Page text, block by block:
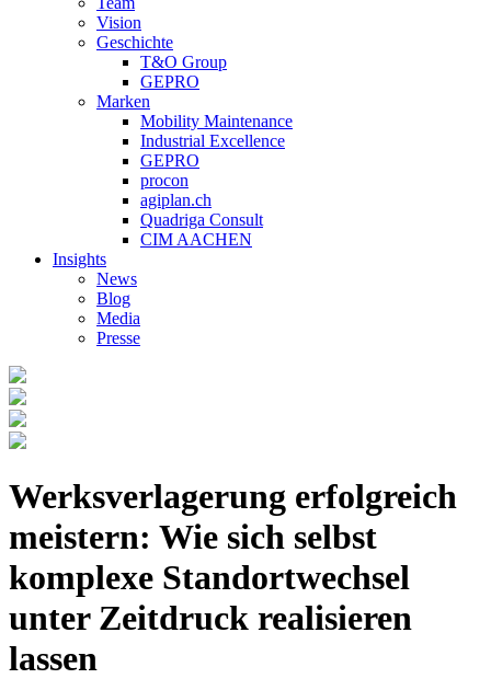
Vision
Geschichte
T&O Group
GEPRO
Marken
Mobility Maintenance
Industrial Excellence
GEPRO
procon
agiplan.ch
Quadriga Consult
CIM AACHEN
Insights
News
Blog
Media
Presse
Werksverlagerung erfolgreich
meistern: Wie sich selbst
komplexe Standortwechsel
unter Zeitdruck realisieren
lassen